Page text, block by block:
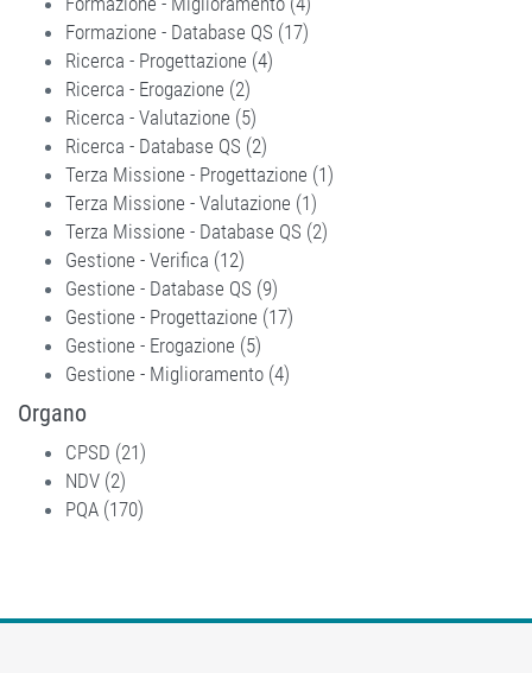
Formazione - Database QS (17)
Ricerca - Progettazione (4)
Ricerca - Erogazione (2)
Ricerca - Valutazione (5)
Ricerca - Database QS (2)
Terza Missione - Progettazione (1)
Terza Missione - Valutazione (1)
Valutazione filter
Terza Missione - Database QS (2)
Gestione - Verifica (12)
Gestione - Database QS (9)
filter
Gestione - Progettazione (17)
Gestione - Erogazione (5)
Gestione - Miglioramento (4)
Organo
CPSD (21)
NDV (2)
PQA (170)